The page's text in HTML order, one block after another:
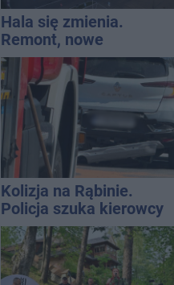
Hala się zmienia.
Remont, nowe
nagłośnienie, a przed
wejściem stanie
QEMETICA ARENA
Kolizja na Rąbinie.
Policja szuka kierowcy
Golfa